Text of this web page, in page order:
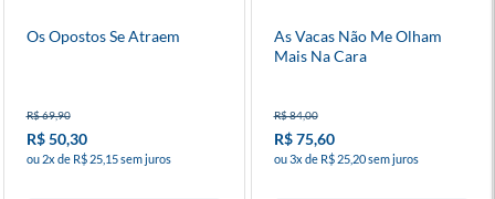
Os Opostos Se Atraem
R$ 69,90
R$ 50,30
ou 2x de R$ 25,15 sem juros
As Vacas Não Me Olham
Mais Na Cara
R$ 84,00
R$ 75,60
ou 3x de R$ 25,20 sem juros